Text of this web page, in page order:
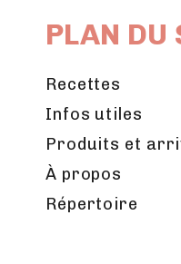
PLAN DU
Recettes
Infos utiles
Produits et
À propos
Répertoire